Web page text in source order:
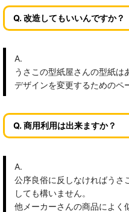
Q. 改造してもいいんですか？
A.
うさこの型紙屋さんの型紙は
デザインを変更するためのペ
Q. 商用利用は出来ますか？
A.
公序良俗に反しなければうさ
しても構いません。
他メーカーさんの商品によく